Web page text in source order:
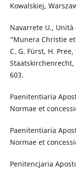
Kowalskiej,
Navarrete U.,
“Munera Christie
C. G. Fürst, H.
Staatskirchenrecht,
603.
Paenitentiaria
Normae et
Paenitentiaria
Normae et
Penitencjaria